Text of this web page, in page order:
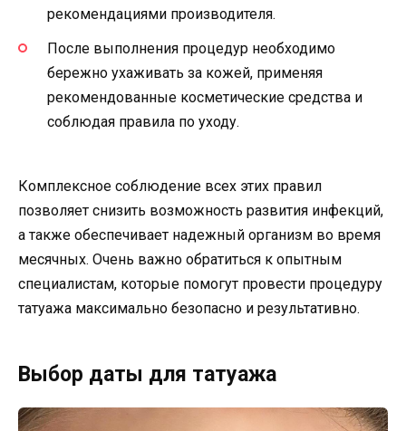
рекомендациями производителя.
После выполнения процедур необходимо
бережно ухаживать за кожей, применяя
рекомендованные косметические средства и
соблюдая правила по уходу.
Комплексное соблюдение всех этих правил
позволяет снизить возможность развития инфекций,
а также обеспечивает надежный организм во время
месячных. Очень важно обратиться к опытным
специалистам, которые помогут провести процедуру
татуажа максимально безопасно и результативно.
Выбор даты для татуажа